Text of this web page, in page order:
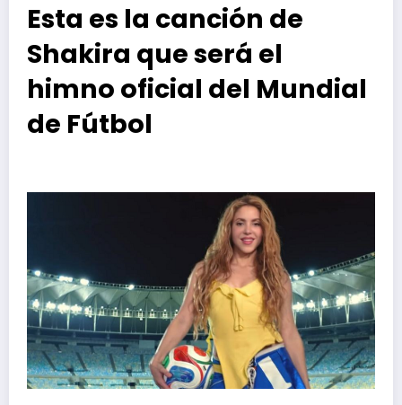
Esta es la canción de
Shakira que será el
himno oficial del Mundial
de Fútbol